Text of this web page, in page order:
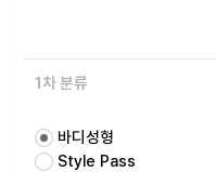
1차 분류
바디성형
Style Pass